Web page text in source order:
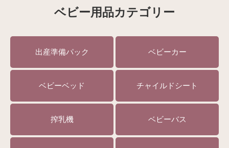
ベビー用品カテゴリー
出産準備パック ベビーカー
ベビーベッド チャイルドシート
搾乳機 ベビーバス